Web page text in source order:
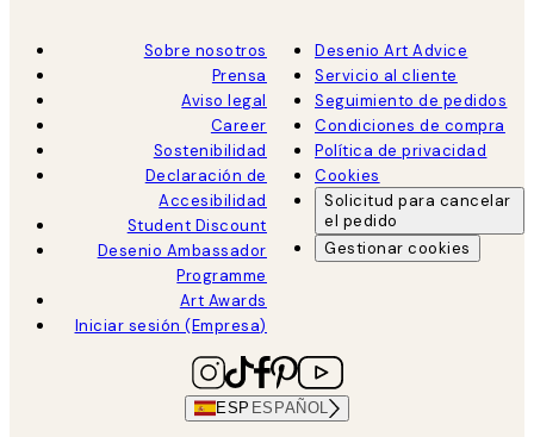
Sobre nosotros
Prensa
Aviso legal
Career
Sostenibilidad
Declaración de
Accesibilidad
Student Discount
Desenio Ambassador
Programme
Art Awards
Iniciar sesión (Empresa)
Desenio Art Advice
Servicio al cliente
Seguimiento de pedidos
Condiciones de compra
Política de privacidad
Cookies
Solicitud para cancelar
el pedido
Gestionar cookies
ESP ESPAÑOL